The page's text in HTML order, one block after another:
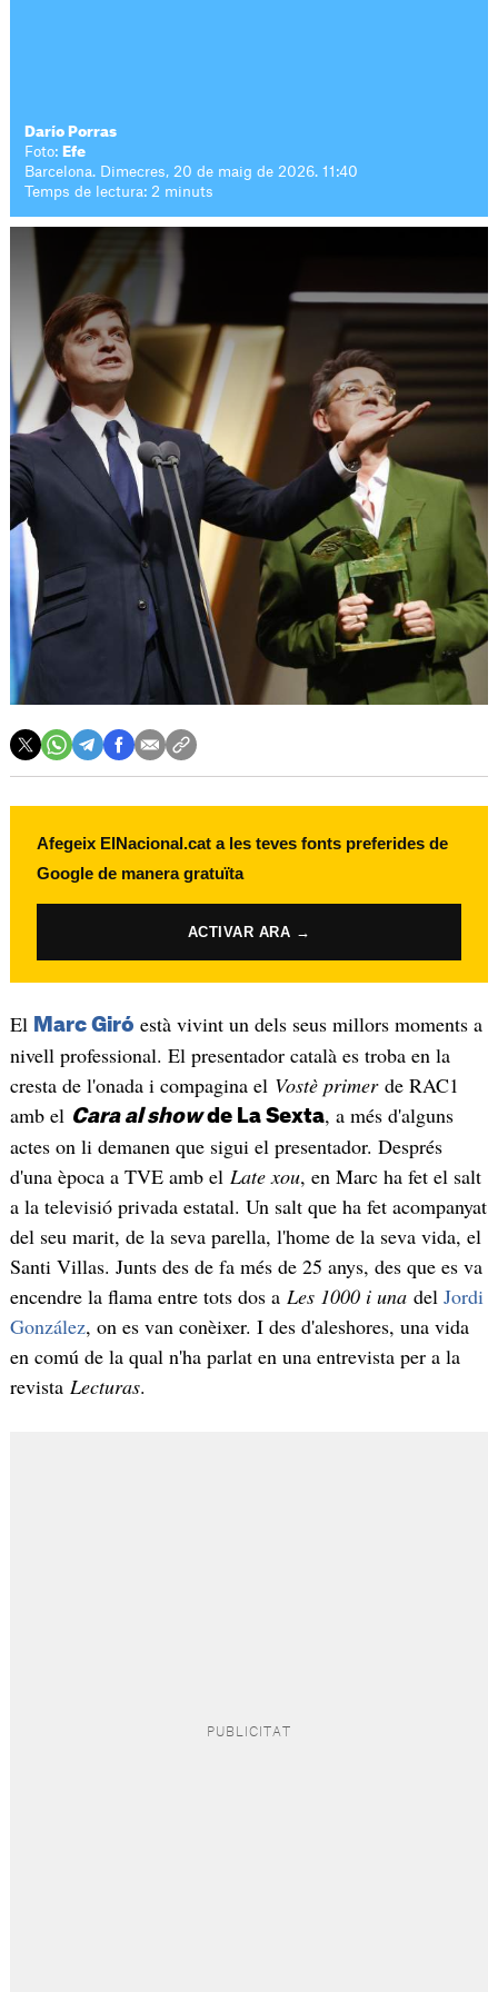
Darío Porras
Foto: Efe
Barcelona. Dimecres, 20 de maig de 2026. 11:40
Temps de lectura: 2 minuts
Afegeix ElNacional.cat a les teves fonts preferides de
Google de manera gratuïta
ACTIVAR ARA →
El Marc Giró està vivint un dels seus millors moments a
nivell professional. El presentador català es troba en la
cresta de l'onada i compagina el Vostè primerde RAC1
amb el Cara al showde La Sexta, a més d'alguns
actes on li demanen que sigui el presentador. Després
d'una època a TVE amb el Late xou, en Marc ha fet el salt
a la televisió privada estatal. Un salt que ha fet acompanyat
del seu marit, de la seva parella, l'home de la seva vida, el
Santi Villas. Junts des de fa més de 25 anys, des que es va
encendre la flama entre tots dos a Les 1000 i unadel Jordi
González, on es van conèixer. I des d'aleshores, una vida
en comú de la qual n'ha parlat en una entrevista per a la
revista Lecturas.